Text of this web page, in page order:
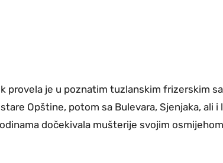
provela je u poznatim tuzlanskim frizerskim
Opštine, potom sa Bulevara, Sjenjaka, ali i
dočekivala mušterije svojim